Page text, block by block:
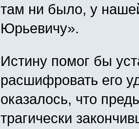
там ни было, у
Юрьевичу».
Истину помог бы
расшифровать его
оказалось, что
трагически